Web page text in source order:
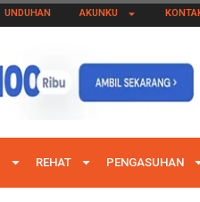
UNDUHAN AKUNKU
REHAT PENGASUHAN